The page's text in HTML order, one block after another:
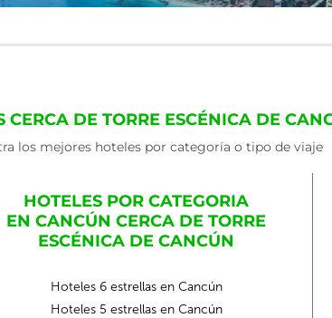
CERCA DE TORRE ESCÉNICA DE
los mejores hoteles por categoría o tipo de viaje
HOTELES POR CATEGORIA
EN CANCÚN CERCA DE TORRE
ESCÉNICA DE CANCÚN
Hoteles 6 estrellas en Cancún
Hoteles 5 estrellas en Cancún